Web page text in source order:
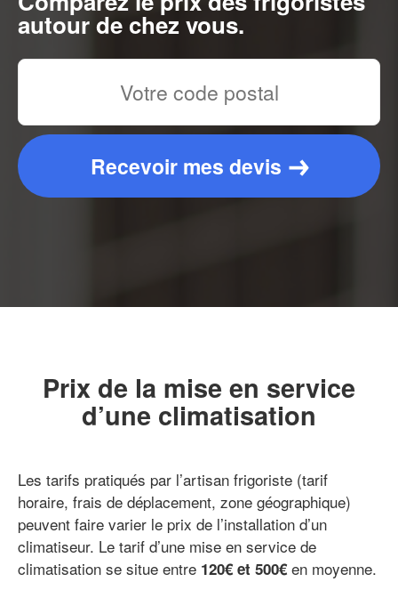
autour de chez vous.
Recevoir mes devis
Prix de la mise en service
d’une climatisation
Les tarifs pratiqués par l’artisan frigoriste (tarif
horaire, frais de déplacement, zone géographique)
peuvent faire varier le prix de l’installation d’un
climatiseur. Le tarif d’une mise en service de
climatisation se situe entre 120€ et 500€ en moyenne.